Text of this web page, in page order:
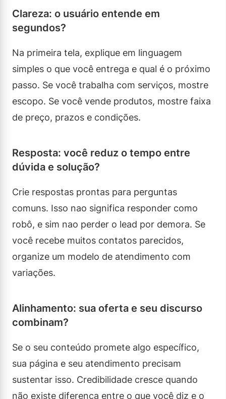
Clareza: o usuário entende em
segundos?
Na primeira tela, explique em linguagem
simples o que você entrega e qual é o próximo
passo. Se você trabalha com serviços, mostre
escopo. Se você vende produtos, mostre faixa
de preço, prazos e condições.
Resposta: você reduz o tempo entre
dúvida e solução?
Crie respostas prontas para perguntas
comuns. Isso nao significa responder como
robô, e sim nao perder o lead por demora. Se
você recebe muitos contatos parecidos,
organize um modelo de atendimento com
variações.
Alinhamento: sua oferta e seu discurso
combinam?
Se o seu conteúdo promete algo específico,
sua página e seu atendimento precisam
sustentar isso. Credibilidade cresce quando
não existe diferença entre o que você diz e o